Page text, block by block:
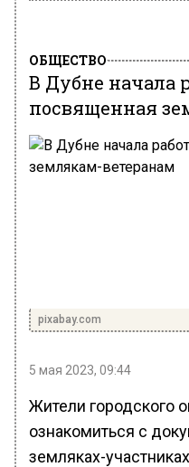
ОБЩЕСТВО
В Дубне начала
посвященная
pixabay.com
5 мая 2023, 09:44
Жители городского
ознакомиться с
земляках-